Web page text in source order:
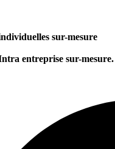
sur-mesure
entreprise sur-mesure.